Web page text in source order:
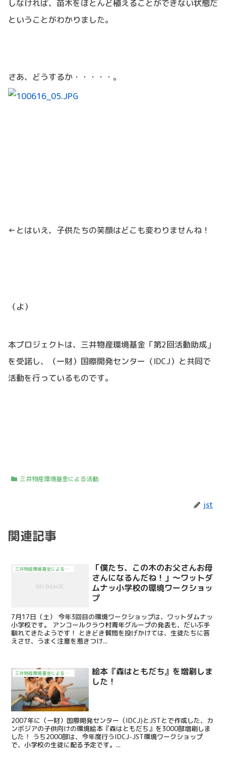
しなければ、苗木をほとんど植えることができない状態だ
ということがわかりました。
さあ、どうするか・・・・・。
←とはいえ、子供たちの笑顔はどこも変わりませんね！
（よ）
本プロジェクトは、三井物産環境基金「第2回活動助成」
を受諾し、（一財）国際開発センター（IDCJ）と共同で
活動を行っているものです。
三井物産環境基金による活動
jst
関連記事
三井物産環境基金による活動
「僕たち、この木のお父さんお母
さんになるんだね！」～ワットダ
ムナッ小学校の環境ワークショッ
プ
7月17日（土） 今年3回目の環境ワークショップは、ワットダムナッ
小学校です。 アンコールクラウ村青年グループの発表も、だいぶ手
馴れてきたようです！ ときどき質問を投げかけては、生徒たちに答
えさせ、うまく注意を惹きつけ...
三井物産環境基金による活動
絵本『森はともだち』を増刷しま
した！
2007年に（一財）国際開発センター（IDCJ)とJSTとで作成した、カ
ンボジアの子供向けの環境絵本『森はともだち』を3000部増刷しま
した！ うち2000部は、今年度行うIDCJ-JST環境ワークショップ
で、小学校の生徒に配る予定です。...